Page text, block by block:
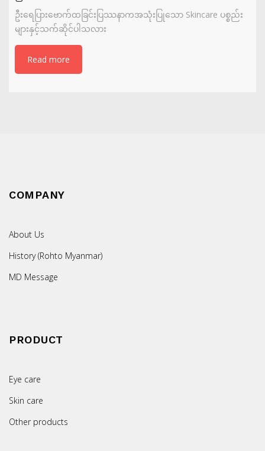
ဦးရေပြားဗောက်ထခြင်းပြဿနာကအသုံးပြုသော Skincare ပစ္စည်း
များနှင့်သက်ဆိုင်ပါသလား
Read more
COMPANY
About Us
History (Rohto Myanmar)
MD Message
PRODUCT
Eye care
Skin care
Other products